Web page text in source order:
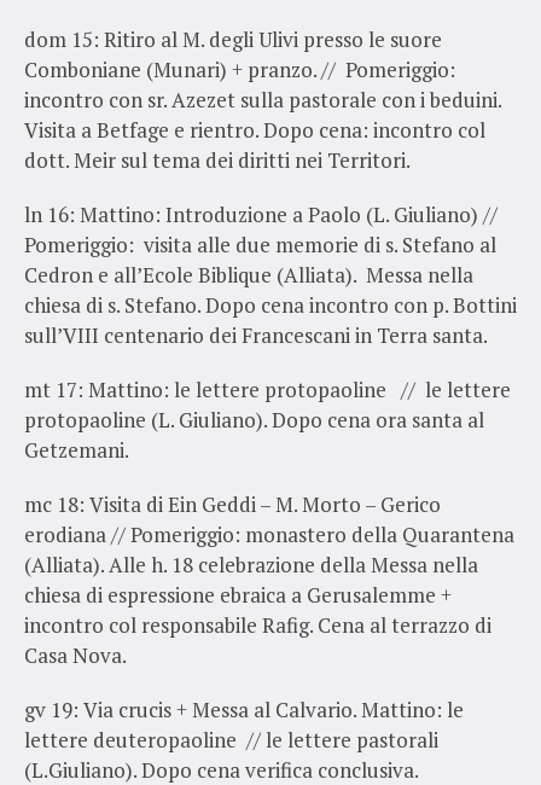
dom 15: Ritiro al M. degli Ulivi presso le suore
Comboniane (Munari) + pranzo. // Pomeriggio:
incontro con sr. Azezet sulla pastorale con i beduini.
Visita a Betfage e rientro. Dopo cena: incontro col
dott. Meir sul tema dei diritti nei Territori.
ln 16: Mattino: Introduzione a Paolo (L. Giuliano) //
Pomeriggio: visita alle due memorie di s. Stefano al
Cedron e all’Ecole Biblique (Alliata). Messa nella
chiesa di s. Stefano. Dopo cena incontro con p. Bottini
sull’VIII centenario dei Francescani in Terra santa.
mt 17: Mattino: le lettere protopaoline // le lettere
protopaoline (L. Giuliano). Dopo cena ora santa al
Getzemani.
mc 18: Visita di Ein Geddi – M. Morto – Gerico
erodiana // Pomeriggio: monastero della Quarantena
(Alliata). Alle h. 18 celebrazione della Messa nella
chiesa di espressione ebraica a Gerusalemme +
incontro col responsabile Rafig. Cena al terrazzo di
Casa Nova.
gv 19: Via crucis + Messa al Calvario. Mattino: le
lettere deuteropaoline // le lettere pastorali
(L.Giuliano). Dopo cena verifica conclusiva.